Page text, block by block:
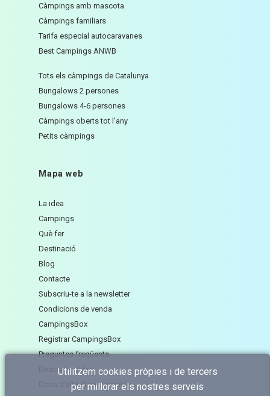
Càmpings amb mascota
Càmpings familiars
Tarifa especial autocaravanes
Best Campings ANWB
Tots els càmpings de Catalunya
Bungalows 2 persones
Bungalows 4-6 persones
Càmpings oberts tot l'any
Petits càmpings
Mapa web
La idea
Campings
Què fer
Destinació
Blog
Contacte
Subscriu-te a la newsletter
Condicions de venda
CampingsBox
Registrar CampingsBox
Preguntes freqüents
Descarregables
Dona d'alta el teu càmping
Utilitzem cookies pròpies i de tercers
per millorar els nostres serveis